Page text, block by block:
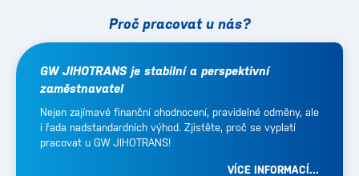
Proč pracovat u nás?
GW JIHOTRANS je stabilní a perspektivní
zaměstnavatel
Nejen zajímavé finanční ohodnocení, pravidelné odměny, ale
i řada nadstandardních výhod. Zjistěte, proč se vyplatí
pracovat u GW JIHOTRANS!
VÍCE INFORMACÍ...